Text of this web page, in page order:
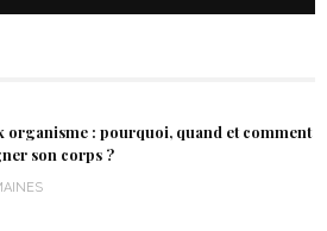
organisme : pourquoi, quand et comment
son corps ?